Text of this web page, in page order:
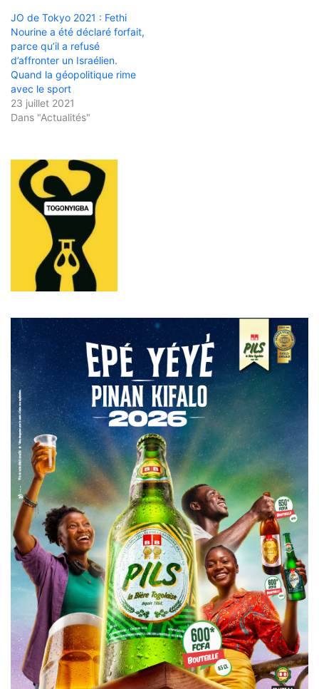
JO de Tokyo 2021 : Fethi
Nourine a été déclaré forfait,
parce qu’il a refusé
d’affronter un Israélien.
Quand la géopolitique rime
avec le sport
23 juillet 2021
Dans "Actualités"